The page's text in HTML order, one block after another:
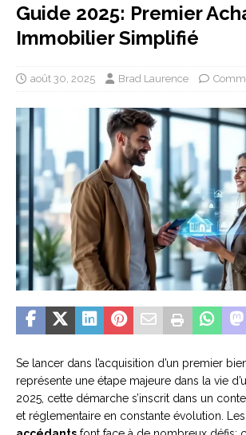
Guide 2025: Premier
Immobilier Simplifié
août 30, 2025 Brad Laurence
Se lancer dans l’acquisition d’un premier
représente une étape majeure dans la vie
2025, cette démarche s’inscrit dans un
et réglementaire en constante évolution. Les